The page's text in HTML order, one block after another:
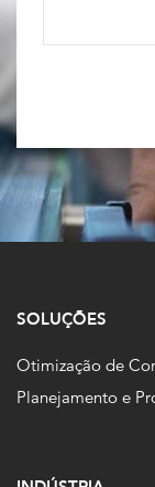
SOLUÇÕES
Otimização de
Planejamento e